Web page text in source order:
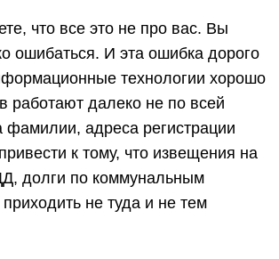
что все это не про вас. Вы
ошибаться. И эта ошибка дорого
технологии хорошо
работают далеко не по всей
фамилии, адреса регистрации
к тому, что извещения на
долги по коммунальным
приходить не туда и не тем